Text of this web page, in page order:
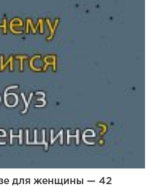
для женщины — 42